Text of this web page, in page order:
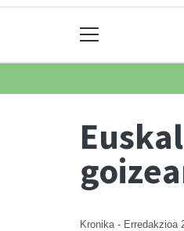
Kronika - Erredakzioa